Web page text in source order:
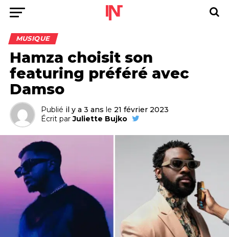
MUSIQUE
Hamza choisit son
featuring préféré avec
Damso
Publié il y a 3 ans le 21 février 2023
Écrit par Juliette Bujko